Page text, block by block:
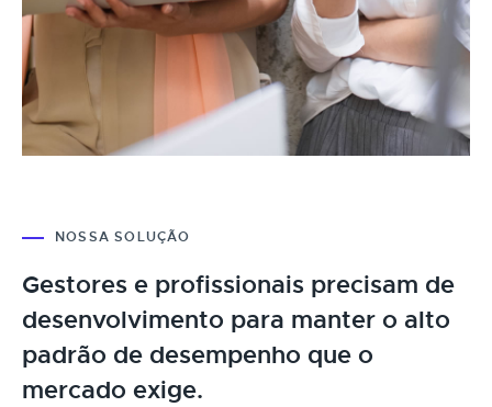
NOSSA SOLUÇÃO
Gestores e profissionais precisam de
desenvolvimento para manter o alto
padrão de desempenho que o
mercado exige.